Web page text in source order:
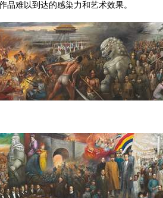
品难以到达的感染力和艺术效果。